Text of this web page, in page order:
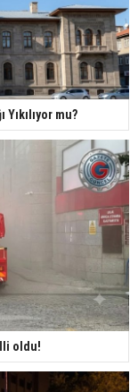
mu?
oldu!